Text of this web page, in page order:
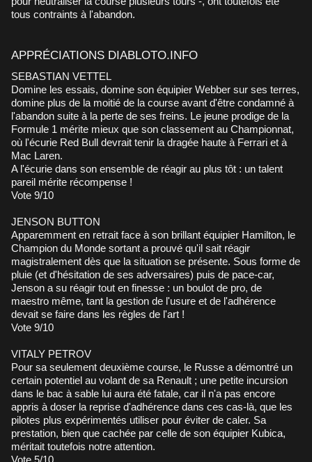
tous contraints à l'abandon.
APPRÉCIATIONS DIABLOTO.INFO
SEBASTIAN VETTEL
Domine les essais, domine son équipier Webber sur ses terres,
domine plus de la moitié de la course avant d'être condamné à
l'abandon suite à la perte de ses freins. Le jeune prodige de la
Formule 1 mérite mieux que son classement au Championnat,
où l'écurie Red Bull devrait tenir la dragée haute à Ferrari et à
Mac Laren.
A l'écurie dans son ensemble de réagir au plus tôt : un talent
pareil mérite récompense !
Vote 9/10
JENSON BUTTON
Apparemment en retrait face à son brillant équipier Hamilton, le
Champion du Monde sortant a prouvé qu'il sait réagir
magistralement dès que la situation se présente. Sous forme de
pluie (et d'hésitation de ses adversaires) puis de pace-car,
Jenson a su réagir tout en finesse : un boulot de pro, de
maestro même, tant la gestion de l'usure et de l'adhérence
devait se faire dans les règles de l'art !
Vote 9/10
VITALY PETROV
Pour sa seulement deuxième course, le Russe a démontré un
certain potentiel au volant de sa Renault ; une petite incursion
dans le bac à sable lui aura été fatale, car il n'a pas encore
appris à doser la reprise d'adhérence dans ces cas-là, que les
pilotes plus expérimentés utiliser pour éviter de caler. Sa
prestation, bien que cachée par celle de son équipier Kubica,
méritait toutefois notre attention.
Vote 5/10